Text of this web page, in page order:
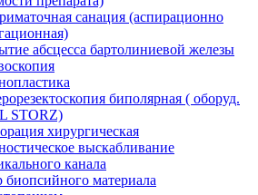
санация (аспирационно
абсцесса бартолиниевой железы
биполярная ( оборуд.
STORZ)
хирургическая
выскабливание
канала
биопсийного материала